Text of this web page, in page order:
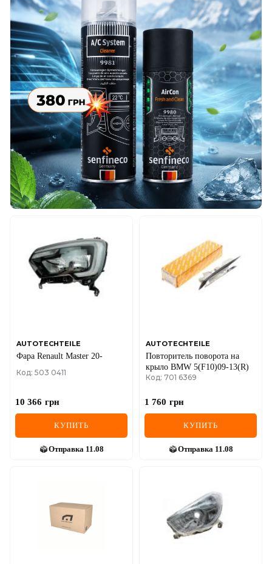
AUTOTECHTEILE
Фара Renault Master 20-
Код: 503 0411
10 366 грн
КУПИТЬ
Отправка 11.08
AUTOTECHTEILE
Повторитель поворота на
крыло BMW 5(F10)09-13(R)
Код: 701 6369
1 760 грн
КУПИТЬ
Отправка 11.08